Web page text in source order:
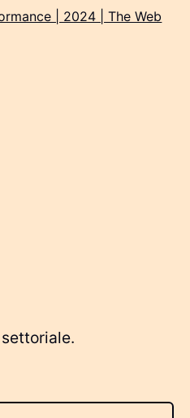
| 2024 | The Web